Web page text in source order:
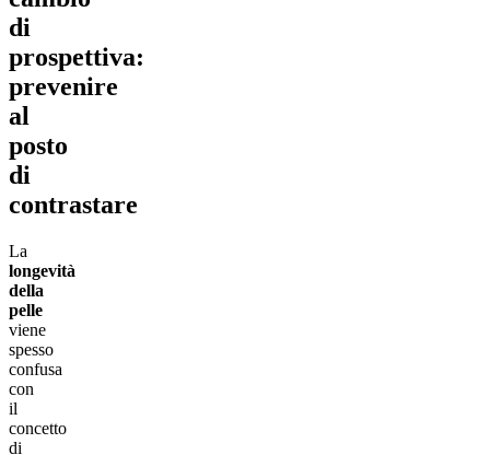
di
prospettiva:
prevenire
al
posto
di
contrastare
La
longevità
della
pelle
viene
spesso
confusa
con
il
concetto
di